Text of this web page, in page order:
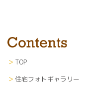
TOP
住宅フォトギャラリー